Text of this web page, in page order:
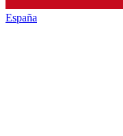
España